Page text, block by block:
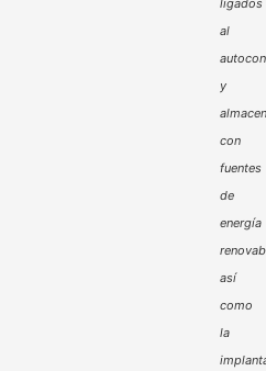
ligados
al
y
con
fuentes
de
energía
así
como
la